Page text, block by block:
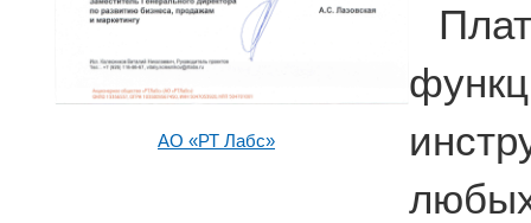
АО «РТ Лабс»